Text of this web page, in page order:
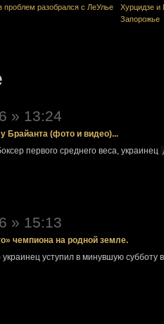
проблем разобрался с ЛеУлье
Хурцидзе и
Запорожье
» 13:24
Брайанта (фото и видео)...
первого среднего веса, украинец
» 15:13
чемпиона на родной земле.
украинец уступил в минувшую субботу